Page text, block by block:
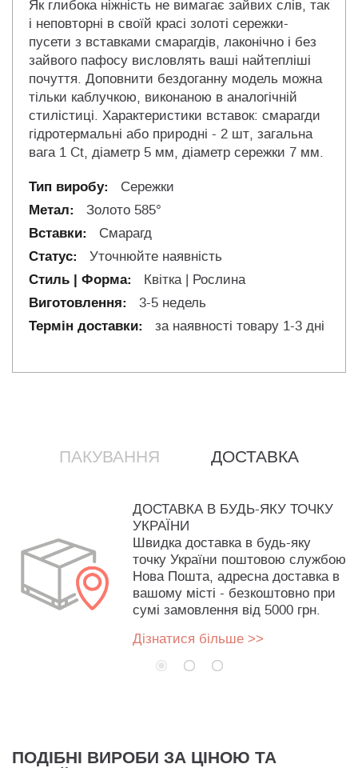
Як глибока ніжність не вимагає зайвих слів, так
і неповторні в своїй красі золоті сережки-
пусети з вставками смарагдів, лаконічно і без
зайвого пафосу висловлять ваші найтепліші
почуття. Доповнити бездоганну модель можна
тільки каблучкою, виконаною в аналогічній
стилістиці. Характеристики вставок: смарагди
гідротермальні або природні - 2 шт, загальна
вага 1 Ct, діаметр 5 мм, діаметр сережки 7 мм.
Сережки
Золото 585°
Смарагд
Уточнюйте наявність
Квітка | Рослина
3-5 недель
за наявності товару 1-3 дні
ПАКУВАННЯ ДОСТАВКА
ДОСТАВКА В БУДЬ-ЯКУ ТОЧКУ
УКРАЇНИ
Швидка доставка в будь-яку
точку України поштовою службою
Нова Пошта, адресна доставка в
вашому місті - безкоштовно при
сумі замовлення від 5000 грн.
Дізнатися більше >>
ПОДІБНІ ВИРОБИ ЗА ЦІНОЮ ТА